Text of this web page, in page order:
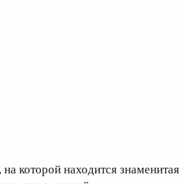
которой находится знаменитая